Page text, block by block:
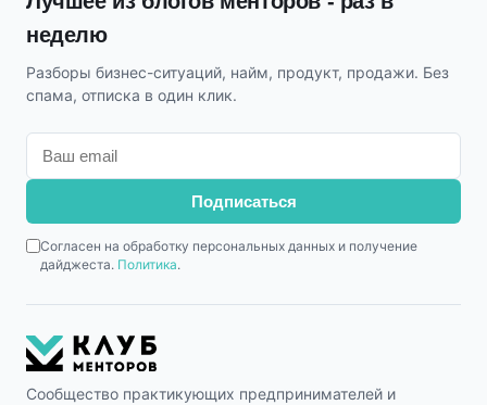
неделю
Разборы бизнес-ситуаций, найм, продукт, продажи. Без
спама, отписка в один клик.
Подписаться
Согласен на обработку персональных данных и получение
дайджеста. Политика.
Сообщество практикующих предпринимателей и